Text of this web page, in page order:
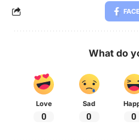
What do
Love
0
Sad
0 0